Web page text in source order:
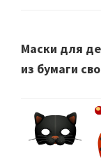
Маски для
из бумаги